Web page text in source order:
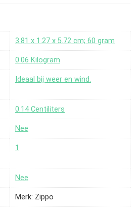
‎3.81 x 1.27 x 5.72 cm; 60 gram
‎0.06 Kilogram
‎Ideaal bij weer en wind.
‎0.14 Centiliters
‎Nee
‎1
‎Nee
Merk: Zippo